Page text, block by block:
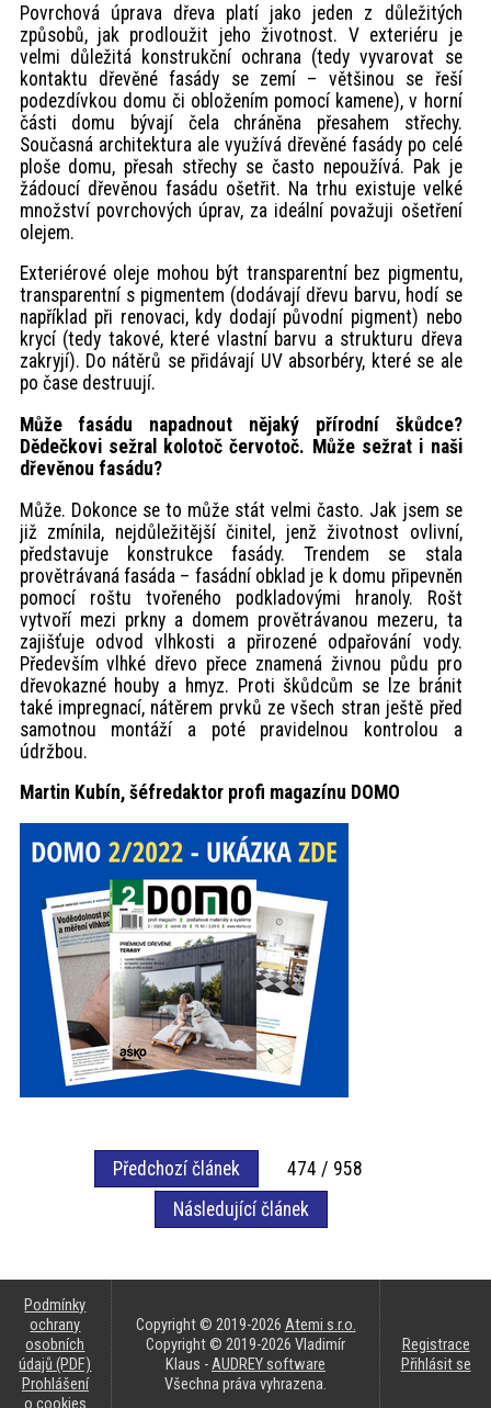
Povrchová úprava dřeva platí jako jeden z důležitých
způsobů, jak prodloužit jeho životnost. V exteriéru je
velmi důležitá konstrukční ochrana (tedy vyvarovat se
kontaktu dřevěné fasády se zemí – většinou se řeší
podezdívkou domu či obložením pomocí kamene), v horní
části domu bývají čela chráněna přesahem střechy.
Současná architektura ale využívá dřevěné fasády po celé
ploše domu, přesah střechy se často nepoužívá. Pak je
žádoucí dřevěnou fasádu ošetřit. Na trhu existuje velké
množství povrchových úprav, za ideální považuji ošetření
olejem.
Exteriérové oleje mohou být transparentní bez pigmentu,
transparentní s pigmentem (dodávají dřevu barvu, hodí se
například při renovaci, kdy dodají původní pigment) nebo
krycí (tedy takové, které vlastní barvu a strukturu dřeva
zakryjí). Do nátěrů se přidávají UV absorbéry, které se ale
po čase destruují.
Může fasádu napadnout nějaký přírodní škůdce?
Dědečkovi sežral kolotoč červotoč. Může sežrat i naši
dřevěnou fasádu?
Může. Dokonce se to může stát velmi často. Jak jsem se
již zmínila, nejdůležitější činitel, jenž životnost ovlivní,
představuje konstrukce fasády. Trendem se stala
provětrávaná fasáda – fasádní obklad je k domu připevněn
pomocí roštu tvořeného podkladovými hranoly. Rošt
vytvoří mezi prkny a domem provětrávanou mezeru, ta
zajišťuje odvod vlhkosti a přirozené odpařování vody.
Především vlhké dřevo přece znamená živnou půdu pro
dřevokazné houby a hmyz. Proti škůdcům se lze bránit
také impregnací, nátěrem prvků ze všech stran ještě před
samotnou montáží a poté pravidelnou kontrolou a
údržbou.
Martin Kubín, šéfredaktor profi magazínu DOMO
Předchozí článek
474 / 958
Následující článek
Podmínky
ochrany
osobních
údajů (PDF)
Prohlášení
Copyright © 2019-2026 Atemi s.r.o.
Copyright © 2019-2026 Vladimír
Klaus -AUDREY software
Všechna práva vyhrazena.
Registrace
Přihlásit se